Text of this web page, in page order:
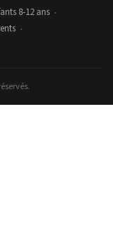
8-12 ans •
•